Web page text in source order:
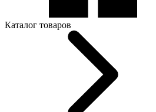
Каталог товаров